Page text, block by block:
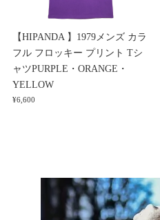
【HIPANDA 】1979メンズ カラ
フル フロッキー プリント Tシ
ャツPURPLE・ORANGE・
YELLOW
¥6,600